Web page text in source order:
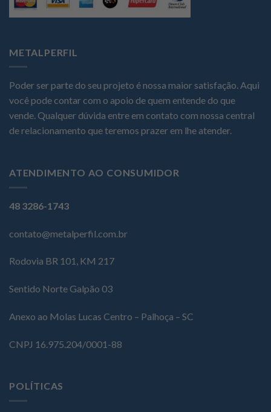
METALPERFIL
Poder ser parte do seu projeto é nossa maior satisfação. Aqui
você pode contar com o apoio de quem entende do que
vende. Qualquer dúvida entre em contato com nossa central
de relacionamento que teremos prazer em lhe atender.
ATENDIMENTO AO CONSUMIDOR
48 3286-1743
contato@metalperfil.com.br
Rodovia BR 101, KM 217
Sentido Norte Galpão 03
Anexo ao Molas Lucas Centro – Palhoça – SC
CNPJ 16.975.204/0001-88
POLÍTICAS